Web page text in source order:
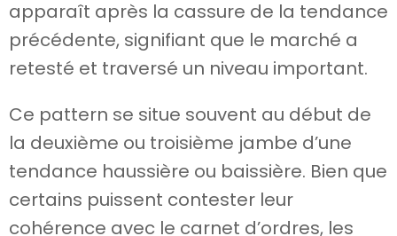
apparaît après la cassure de la tendance
précédente, signifiant que le marché a
retesté et traversé un niveau important.
Ce pattern se situe souvent au début de
la deuxième ou troisième jambe d’une
tendance haussière ou baissière. Bien que
certains puissent contester leur
cohérence avec le carnet d’ordres, les